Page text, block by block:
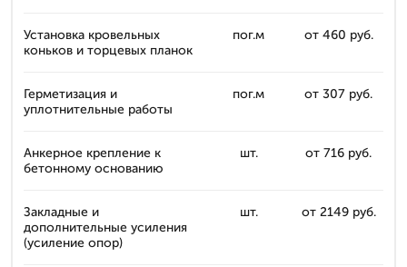
Установка кровельных
коньков и торцевых планок
пог.м от 460 руб.
Герметизация и
уплотнительные работы
пог.м от 307 руб.
Анкерное крепление к
бетонному основанию
шт. от 716 руб.
Закладные и
дополнительные усиления
(усиление опор)
шт. от 2149 руб.